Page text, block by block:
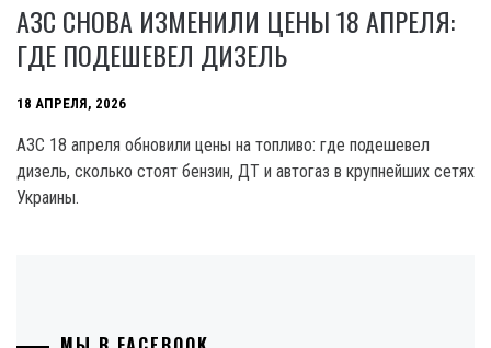
АЗС СНОВА ИЗМЕНИЛИ ЦЕНЫ 18 АПРЕЛЯ:
ГДЕ ПОДЕШЕВЕЛ ДИЗЕЛЬ
18 АПРЕЛЯ, 2026
АЗС 18 апреля обновили цены на топливо: где подешевел
дизель, сколько стоят бензин, ДТ и автогаз в крупнейших сетях
Украины.